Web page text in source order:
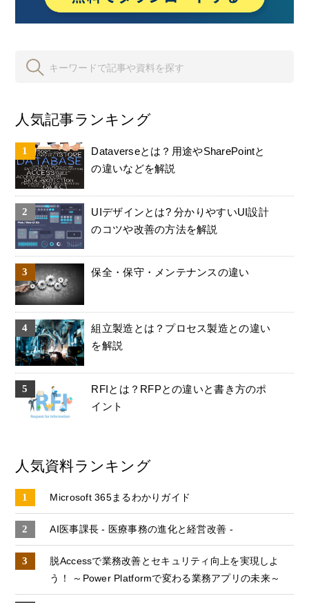
人気記事ランキング
Dataverseとは？用途やSharePointと
の違いなどを解説
UIデザインとは? 分かりやすいUI設計
のコツや改善の方法を解説
保全・保守・メンテナンスの違い
組立製造とは？プロセス製造との違い
を解説
RFIとは？RFPとの違いと書き方のポ
イント
人気資料ランキング
Microsoft 365まるわかりガイド
AI医事課長 - 医療事務の進化と経営改善 -
脱Accessで業務改善とセキュリティ向上を実現しよ
う！ ～Power Platformで変わる業務アプリの未来～